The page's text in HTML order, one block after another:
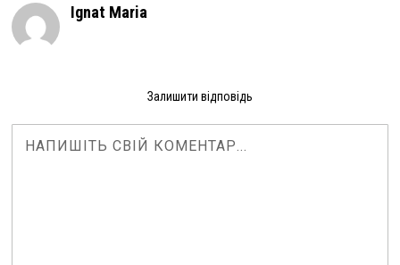
Ignat Maria
Залишити відповідь